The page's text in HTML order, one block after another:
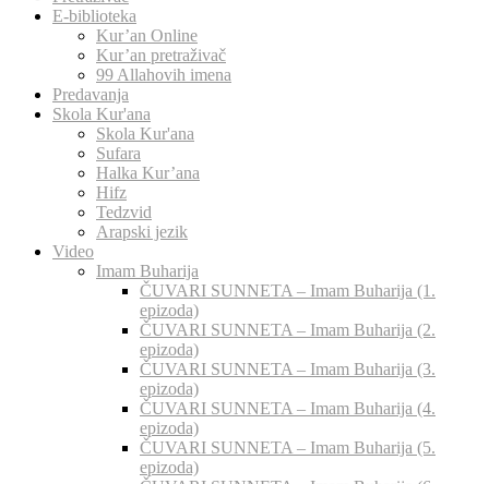
E-biblioteka
Kur’an Online
Kur’an pretraživač
99 Allahovih imena
Predavanja
Skola Kur'ana
Skola Kur'ana
Sufara
Halka Kur’ana
Hifz
Tedzvid
Arapski jezik
Video
Imam Buharija
ČUVARI SUNNETA – Imam Buharija (1.
epizoda)
ČUVARI SUNNETA – Imam Buharija (2.
epizoda)
ČUVARI SUNNETA – Imam Buharija (3.
epizoda)
ČUVARI SUNNETA – Imam Buharija (4.
epizoda)
ČUVARI SUNNETA – Imam Buharija (5.
epizoda)